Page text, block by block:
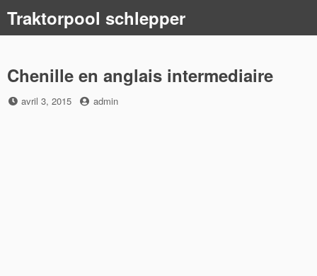
content
Traktorpool schlepper
Chenille en anglais intermediaire
Posted
avril 3, 2015 by
admin